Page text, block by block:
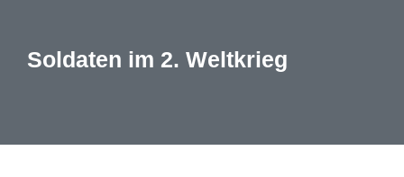
Soldaten im 2. Weltkrieg